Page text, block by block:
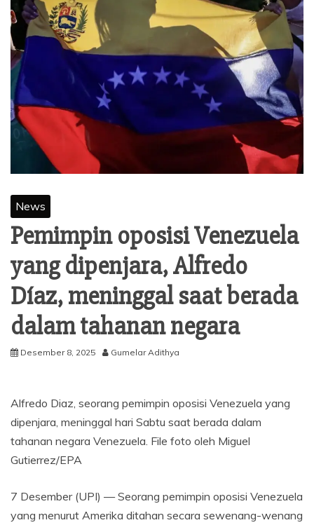
News
Pemimpin oposisi Venezuela
yang dipenjara, Alfredo
Díaz, meninggal saat berada
dalam tahanan negara
Desember 8, 2025 Gumelar Adithya
Alfredo Diaz, seorang pemimpin oposisi Venezuela yang
dipenjara, meninggal hari Sabtu saat berada dalam
tahanan negara Venezuela. File foto oleh Miguel
Gutierrez/EPA
7 Desember (UPI) —Seorang pemimpin oposisi Venezuela
yang menurut Amerika ditahan secara sewenang-wenang